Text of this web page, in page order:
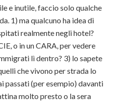
e inutile, faccio solo qualche
1) ma qualcuno ha idea di
realmente negli hotel?
o in un CARA, per vedere
lì dentro? 3) lo sapete
che vivono per strada lo
passati (per esempio) davanti
molto presto o la sera